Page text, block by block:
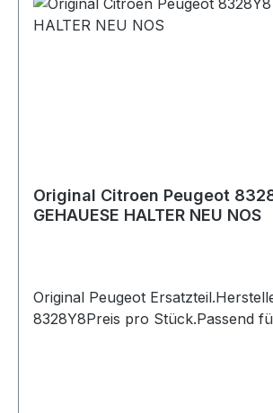
Original Citroen Peugeot
GEHAUESE HALTER NEU NOS
Original Peugeot
8328Y8Preis pro Stück.Passend